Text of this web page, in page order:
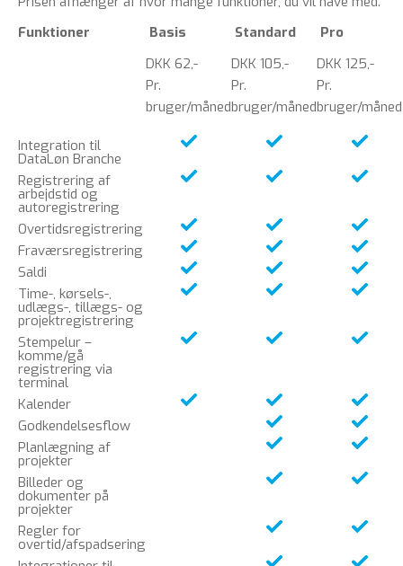
Funktioner
Basis
DKK 62,-
Pr.
bruger/måned
Standard
DKK 105,-
Pr.
bruger/måned
Pro
DKK 125,-
Pr.
bruger/måned
Integration til
DataLøn Branche
Registrering af
arbejdstid og
autoregistrering
Overtidsregistrering
Fraværsregistrering
Saldi
Time-, kørsels-,
udlægs-, tillægs- og
projektregistrering
Stempelur –
komme/gå
registrering via
terminal
Kalender
Godkendelsesflow
Planlægning af
projekter
Billeder og
dokumenter på
projekter
Regler for
overtid/afspadsering